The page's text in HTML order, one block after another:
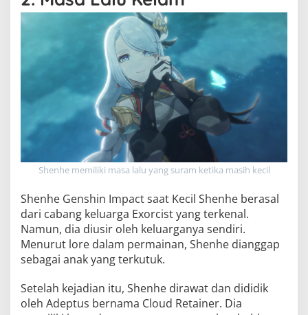
Shenhe memiliki masa lalu yang suram ketika masih kecil
Shenhe Genshin Impact saat Kecil Shenhe berasal
dari cabang keluarga Exorcist yang terkenal.
Namun, dia diusir oleh keluarganya sendiri.
Menurut lore dalam permainan, Shenhe dianggap
sebagai anak yang terkutuk.
Setelah kejadian itu, Shenhe dirawat dan dididik
oleh Adeptus bernama Cloud Retainer. Dia